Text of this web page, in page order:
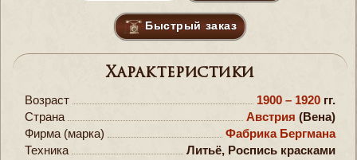
Быстрый заказ
Характеристики
Возраст 1900 – 1920 гг.
Страна
Австрия (Вена)
Фирма (марка)
Фабрика Бергмана
Техника
Литьё, Роспись красками